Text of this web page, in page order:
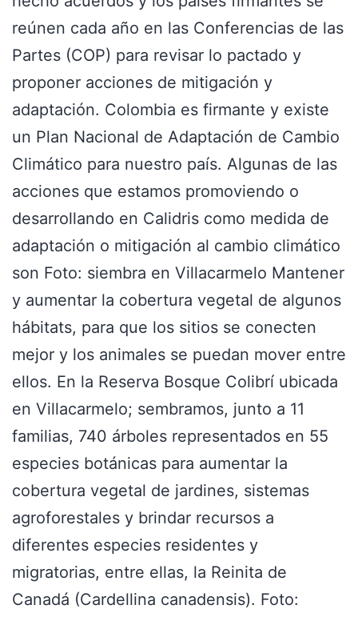
reúnen cada año en las Conferencias de las
Partes (COP) para revisar lo pactado y
proponer acciones de mitigación y
adaptación. Colombia es firmante y existe
un Plan Nacional de Adaptación de Cambio
Climático para nuestro país. Algunas de las
acciones que estamos promoviendo o
desarrollando en Calidris como medida de
adaptación o mitigación al cambio climático
son Foto: siembra en Villacarmelo Mantener
y aumentar la cobertura vegetal de algunos
hábitats, para que los sitios se conecten
mejor y los animales se puedan mover entre
ellos. En la Reserva Bosque Colibrí ubicada
en Villacarmelo; sembramos, junto a 11
familias, 740 árboles representados en 55
especies botánicas para aumentar la
cobertura vegetal de jardines, sistemas
agroforestales y brindar recursos a
diferentes especies residentes y
migratorias, entre ellas, la Reinita de
Canadá (Cardellina canadensis). Foto: